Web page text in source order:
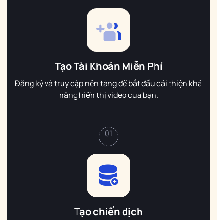
Tạo Tài Khoản Miễn Phí
Đăng ký và truy cập nền tảng để bắt đầu cải thiện khả
năng hiển thị video của bạn.
01
Tạo chiến dịch